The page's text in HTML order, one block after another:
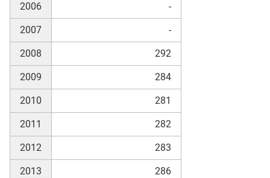
2006 -
2007 -
2008 292
2009 284
2010 281
2011 282
2012 283
2013 286